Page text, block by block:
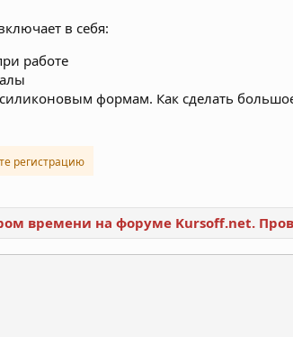
в себя:
работе
формам. Как сделать
регистрацию
времени на форуме Kursoff.net.
почта